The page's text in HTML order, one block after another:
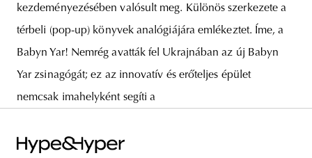
kezdeményezésében valósult meg. Különös szerkezete a
térbeli (pop-up) könyvek analógiájára emlékeztet. Íme, a
Babyn Yar! Nemrég avatták fel Ukrajnában az új Babyn
Yar zsinagógát; ez az innovatív és erőteljes épület
nemcsak imahelyként segíti a